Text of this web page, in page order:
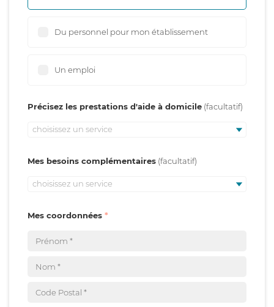
Du personnel pour mon établissement
Un emploi
Précisez les prestations d'aide à domicile
choisissez un service
Mes besoins complémentaires
choisissez un service
Mes coordonnées